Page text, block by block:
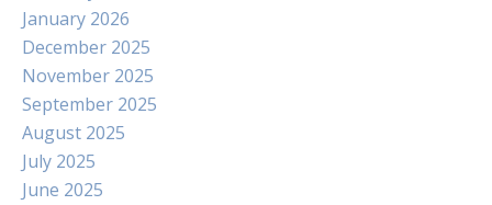
January 2026
December 2025
November 2025
September 2025
August 2025
July 2025
June 2025